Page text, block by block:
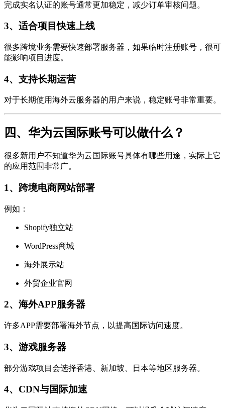
完成实名认证的账号通常更加稳定，减少订单审核问题。
3、适合项目快速上线
很多跨境业务需要快速部署服务器，如果临时注册账号，很可
能影响项目进度。
4、支持长期运营
对于长期使用海外云服务器的用户来说，稳定账号非常重要。
四、华为云国际账号可以做什么？
很多新用户不知道华为云国际账号具体有哪些用途，实际上它
的应用范围非常广。
1、跨境电商网站部署
例如：
Shopify独立站
WordPress商城
海外展示站
外贸企业官网
2、海外APP服务器
许多APP需要部署海外节点，以提高国际访问速度。
3、游戏服务器
部分游戏项目会选择香港、新加坡、日本等地区服务器。
4、CDN与国际加速